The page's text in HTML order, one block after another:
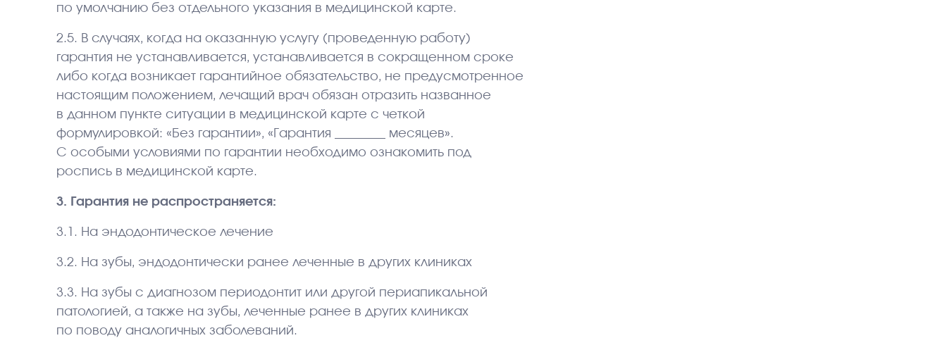
по умолчанию без отдельного указания в медицинской карте.
2.5. В случаях, когда на оказанную услугу (проведенную работу)
гарантия не устанавливается, устанавливается в сокращенном сроке
либо когда возникает гарантийное обязательство, не предусмотренное
настоящим положением, лечащий врач обязан отразить названное
в данном пункте ситуации в медицинской карте с четкой
формулировкой: «Без гарантии», «Гарантия ________ месяцев».
С особыми условиями по гарантии необходимо ознакомить под
роспись в медицинской карте.
3. Гарантия не распространяется:
3.1. На эндодонтическое лечение
3.2. На зубы, эндодонтически ранее леченные в других клиниках
3.3. На зубы с диагнозом периодонтит или другой периапикальной
патологией, а также на зубы, леченные ранее в других клиниках
по поводу аналогичных заболеваний.